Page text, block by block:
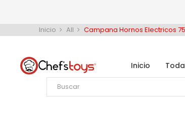
Inicio
Inicio All Campana Hornos Electricos